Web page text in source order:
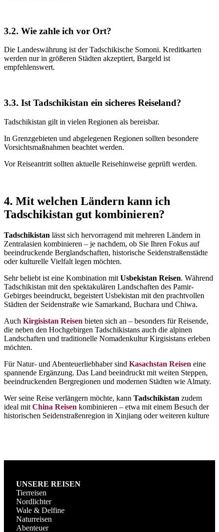
3.2. Wie zahle ich vor Ort?
Die Landeswährung ist der Tadschikische Somoni. Kreditkarten
werden nur in größeren Städten akzeptiert, Bargeld ist
empfehlenswert.
3.3. Ist Tadschikistan ein sicheres Reiseland?
Tadschikistan gilt in vielen Regionen als bereisbar.
In Grenzgebieten und abgelegenen Regionen sollten besondere
Vorsichtsmaßnahmen beachtet werden.
Vor Reiseantritt sollten aktuelle Reisehinweise geprüft werden.
4. Mit welchen Ländern kann ich
Tadschikistan gut kombinieren?
Tadschikistan lässt sich hervorragend mit mehreren Ländern in
Zentralasien kombinieren – je nachdem, ob Sie Ihren Fokus auf
beeindruckende Berglandschaften, historische Seidenstraßenstädte
oder kulturelle Vielfalt legen möchten.
Sehr beliebt ist eine Kombination mit Usbekistan Reisen. Während
Tadschikistan mit den spektakulären Landschaften des Pamir-
Gebirges beeindruckt, begeistert Usbekistan mit den prachtvollen
Städten der Seidenstraße wie Samarkand, Buchara und Chiwa.
Auch Kirgisistan Reisen bieten sich an – besonders für Reisende,
die neben den Hochgebirgen Tadschikistans auch die alpinen
Landschaften und traditionelle Nomadenkultur Kirgisistans erleben
möchten.
Für Natur- und Abenteuerliebhaber sind Kasachstan Reisen eine
spannende Ergänzung. Das Land beeindruckt mit weiten Steppen,
beeindruckenden Bergregionen und modernen Städten wie Almaty.
Wer seine Reise verlängern möchte, kann Tadschikistan zudem
ideal mit China Reisen kombinieren – etwa mit einem Besuch der
historischen Seidenstraßenregion in Xinjiang oder weiteren kulture
UNSERE REISEN
Tierreisen
Nordlichter
Wale & Delfine
Naturreisen
Abenteuer